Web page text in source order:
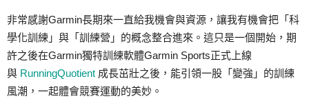
非常感謝Garmin長期來一直給我機會與資源，讓我有機會把「科
學化訓練」與「訓練營」的概念整合進來。這只是一個開始，期
許之後在Garmin獨特訓練軟體Garmin Sports正式上線
與 RunningQuotient 成長茁壯之後，能引領一股「變強」的訓練
風潮，一起體會競賽運動的美妙。